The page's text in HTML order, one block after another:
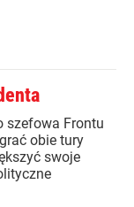
szefowa Frontu
obie tury
swoje